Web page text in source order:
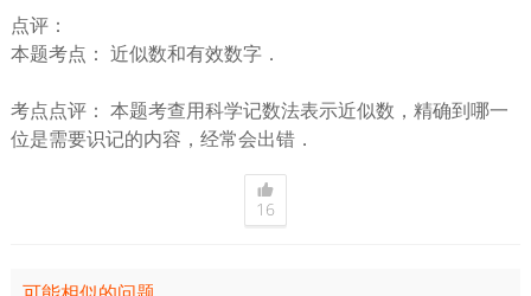
点评：
本题考点： 近似数和有效数字．
考点点评： 本题考查用科学记数法表示近似数，精确到哪一
位是需要识记的内容，经常会出错．
16